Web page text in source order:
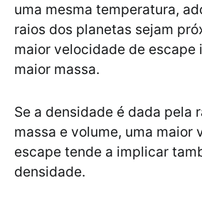
uma mesma temperatura,
raios dos planetas sejam
maior velocidade de escape
maior massa.
Se a densidade é dada pela
massa e volume, uma maior
escape tende a implicar
densidade.